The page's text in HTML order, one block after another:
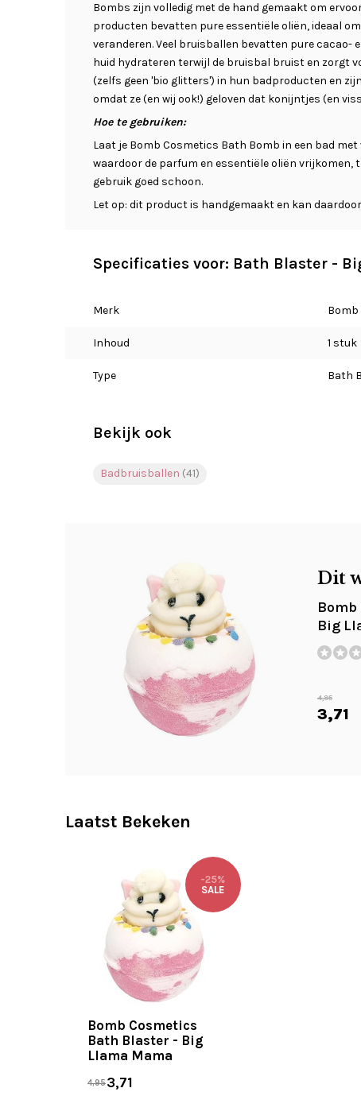
Bombs zijn volledig met de hand gemaakt om
producten bevatten pure essentiële oliën, ideaal
veranderen. Veel bruisballen bevatten pure cacao-
huid hydrateren terwijl de bruisbal bruist en zorgt
(zelfs geen 'bio glitters') in hun badproducten en
omdat ze (en wij ook!) geloven dat konijntjes (en
Hoe te gebruiken:
Laat je Bomb Cosmetics Bath Bomb in een bad
waardoor de parfum en essentiële oliën vrijkomen,
gebruik goed schoon.
Let op: dit product is handgemaakt en kan
Specificaties voor: Bath Blaster -
Merk
Inhoud 1 stuk
Type Bath
Bekijk ook
Badbruisballen (41)
Dit
Big
4,95
3,71
Laatst Bekeken
Bomb Cosmetics
Bath Blaster - Big
Llama Mama
-25%
SALE
4,953,71